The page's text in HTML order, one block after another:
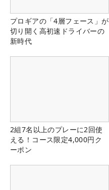
プロギアの「4層フェース」が
切り開く高初速ドライバーの
新時代
2組7名以上のプレーに2回使
える！コース限定4,000円ク
ーポン